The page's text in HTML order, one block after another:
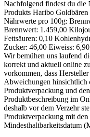
Nachfolgend findest du die
Produkts Haribo
Nährwerte pro 100g:
Brennwert: 1.459,00
Fettsäuren: 0,10
Zucker: 46,00 Eiweiss:
Wir bemühen uns laufend
korrekt und aktuell online
vorkommen, dass
Abweichungen hinsichtlich
Produktverpackung und
Produktbeschreibung im
deshalb vor dem Verzehr
Produktverpackung mit
Mindesthaltbarkeitsdatum